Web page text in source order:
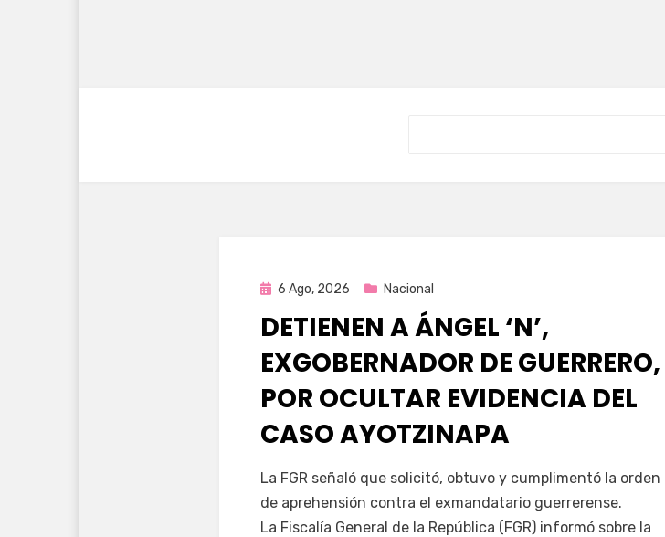
Publicada
6 Ago, 2026 Nacional
DETIENEN A ÁNGEL ‘N’,
EXGOBERNADOR DE GUERRERO,
POR OCULTAR EVIDENCIA DEL
CASO AYOTZINAPA
porFernando Miranda Servín
La FGR señaló que solicitó, obtuvo y cumplimentó la orden
de aprehensión contra el exmandatario guerrerense.
La Fiscalía General de la República (FGR) informó sobre la